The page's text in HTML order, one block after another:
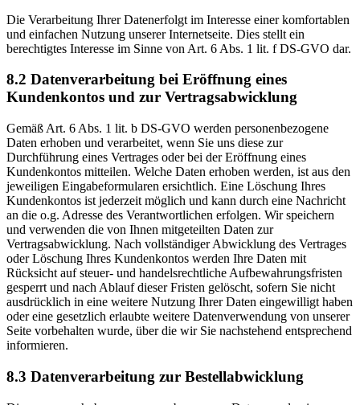
Die Verarbeitung Ihrer Datenerfolgt im Interesse einer komfortablen
und einfachen Nutzung unserer Internetseite. Dies stellt ein
berechtigtes Interesse im Sinne von Art. 6 Abs. 1 lit. f DS-GVO dar.
8.2 Datenverarbeitung bei Eröffnung eines
Kundenkontos und zur Vertragsabwicklung
Gemäß Art. 6 Abs. 1 lit. b DS-GVO werden personenbezogene
Daten erhoben und verarbeitet, wenn Sie uns diese zur
Durchführung eines Vertrages oder bei der Eröffnung eines
Kundenkontos mitteilen. Welche Daten erhoben werden, ist aus den
jeweiligen Eingabeformularen ersichtlich. Eine Löschung Ihres
Kundenkontos ist jederzeit möglich und kann durch eine Nachricht
an die o.g. Adresse des Verantwortlichen erfolgen. Wir speichern
und verwenden die von Ihnen mitgeteilten Daten zur
Vertragsabwicklung. Nach vollständiger Abwicklung des Vertrages
oder Löschung Ihres Kundenkontos werden Ihre Daten mit
Rücksicht auf steuer- und handelsrechtliche Aufbewahrungsfristen
gesperrt und nach Ablauf dieser Fristen gelöscht, sofern Sie nicht
ausdrücklich in eine weitere Nutzung Ihrer Daten eingewilligt haben
oder eine gesetzlich erlaubte weitere Datenverwendung von unserer
Seite vorbehalten wurde, über die wir Sie nachstehend entsprechend
informieren.
8.3 Datenverarbeitung zur Bestellabwicklung